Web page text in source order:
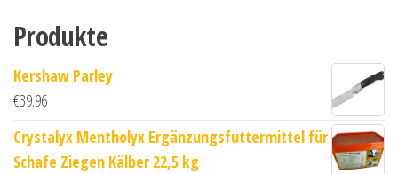
Produkte
Kershaw Parley
€39.96
Crystalyx Mentholyx Ergänzungsfuttermittel für
Schafe Ziegen Kälber 22,5 kg